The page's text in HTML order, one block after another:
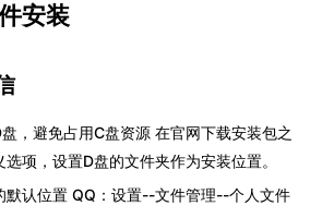
安装
，避免占用C盘资源 在官网下载安装包之
选项，设置D盘的文件夹作为安装位置。
默认位置 QQ：设置--文件管理--个人文件